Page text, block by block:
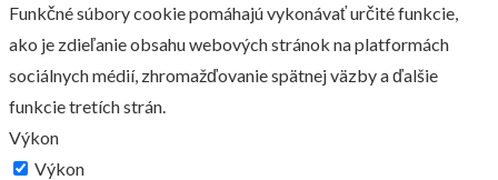
Funkčné súbory cookie pomáhajú vykonávať určité funkcie,
ako je zdieľanie obsahu webových stránok na platformách
sociálnych médií, zhromažďovanie spätnej väzby a ďalšie
funkcie tretích strán.
Výkon
Výkon